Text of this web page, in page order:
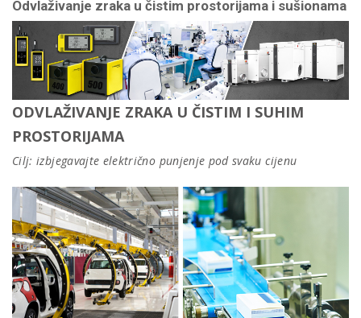
Odvlaživanje zraka u čistim prostorijama i sušionama